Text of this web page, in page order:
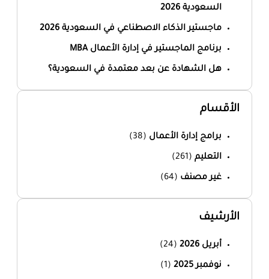
السعودية 2026
ماجستير الذكاء الاصطناعي في السعودية 2026
برنامج الماجستير في إدارة الأعمال MBA
هل الشهادة عن بعد معتمدة في السعودية؟
الأقسام
برامج إدارة الأعمال (38)
التعليم (261)
غير مصنف (64)
الأرشيف
أبريل 2026 (24)
نوفمبر 2025 (1)